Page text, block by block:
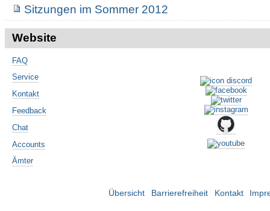
Sitzungen im Sommer 2012
Website
FAQ
Service
Kontakt
Feedback
Chat
Accounts
Ämter
Übersicht Barrierefreiheit Kontakt